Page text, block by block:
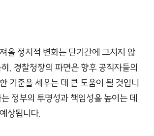
올 정치적 변화는 단기간에 그치지 않
, 경찰청장의 파면은 향후 공직자들의
기준을 세우는 데 큰 도움이 될 것입니
정부의 투명성과 책임성을 높이는 데
상됩니다.